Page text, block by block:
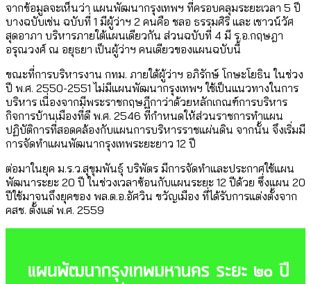
จากข้อมูลจะเห็นว่า แผนพัฒนากรุงเทพฯ ที่ครอบคลุมระยะเวลา 5 ปี
บางฉบับเช่น ฉบับที่ 1 มีผู้ว่าฯ 2 คนคือ ชลอ ธรรมศิริ และ เชาวน์วัศ
สุดอาภา บริหารภายใต้แผนเดียวกัน ส่วนฉบับที่ 4 มี ร.อ.กฤษฎา
อรุณวงศ์ ณ อยุธยา เป็นผู้ว่าฯ คนเดียวของแผนฉบับนี้
ขณะที่การบริหารงาน กทม. ภายใต้ผู้ว่าฯ อภิรักษ์ โกษะโยธิน ในช่วง
ปี พ.ศ. 2550-2551 ไม่มีแผนพัฒนากรุงเทพฯ ใช้เป็นแนวทางในการ
บริหาร เนื่องจากมีพระราชกฤษฎีกาว่าด้วยหลักเกณฑ์การบริหาร
กิจการบ้านเมืองที่ดี พ.ศ. 2546 ที่กำหนดให้ส่วนราชการทำแผน
ปฏิบัติการที่สอดคล้องกับแผนการบริหารราชแผ่นดิน จากนั้น จึงเริ่มมี
การจัดทำแผนพัฒนากรุงเทพระยะยาว 12 ปี
ต่อมาในยุค ม.ร.ว.สุขุมพันธุ์ บริพัตร มีการจัดทำและประกาศใช้แผน
พัฒนาระยะ 20 ปี ในช่วงเวลาซ้อนกับแผนระยะ 12 ปีด้วย ซึ่งแผน 20
ปีใช้มาจนถึงยุคของ พล.ต.อ.อัศวิน ขวัญเมือง ที่ได้รับการแต่งตั้งจาก
คสช. ตั้งแต่ พ.ศ. 2559